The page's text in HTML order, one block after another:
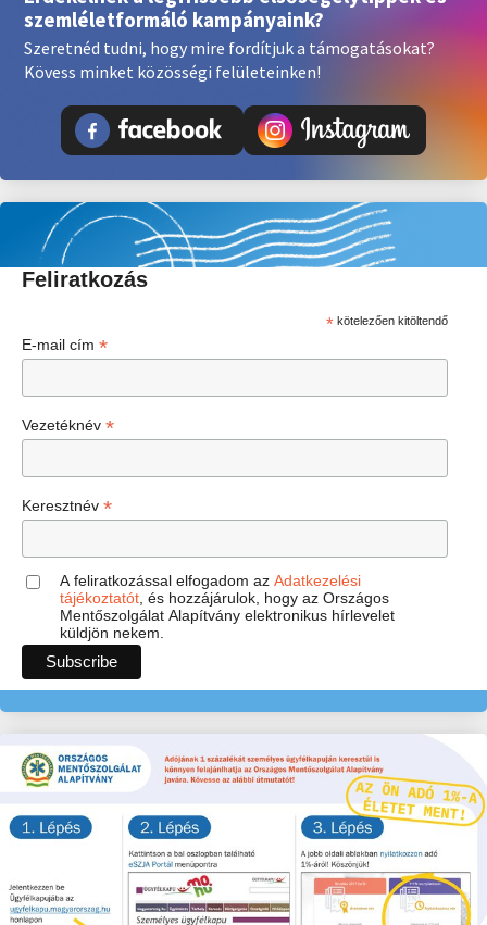
szemléletformáló kampányaink?
Szeretnéd tudni, hogy mire fordítjuk a támogatásokat?
Kövess minket közösségi felületeinken!
Feliratkozás
*kötelezően kitöltendő
E-mail cím *
Vezetéknév *
Keresztnév *
A feliratkozással elfogadom az Adatkezelési
tájékoztatót , és hozzájárulok, hogy az Országos
Mentőszolgálat Alapítvány elektronikus hírlevelet
küldjön nekem.